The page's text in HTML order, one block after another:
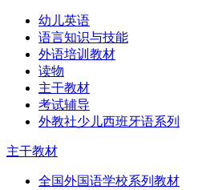
幼儿英语
语言知识与技能
外语培训教材
读物
主干教材
考试辅导
外教社少儿西班牙语系列
主干教材
全国外国语学校系列教材